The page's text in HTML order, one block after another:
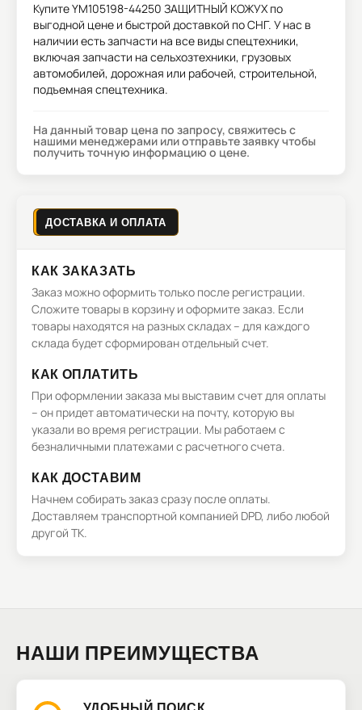
КупитеYM105198-44250 ЗАЩИТНЫЙ КОЖУХ по
выгодной цене и быстрой доставкой по СНГ. У нас в
наличии есть запчасти на все виды спецтехники,
включая запчасти на сельхозтехники, грузовых
автомобилей, дорожная или рабочей, строительной,
подъемная спецтехника.
На данный товар цена по запросу, свяжитесь с
нашими менеджерами или отправьте заявку чтобы
получить точную информацию о цене.
ДОСТАВКА И ОПЛАТА
КАК ЗАКАЗАТЬ
Заказ можно оформить только после регистрации.
Сложите товары в корзину и оформите заказ. Если
товары находятся на разных складах – для каждого
склада будет сформирован отдельный счет.
КАК ОПЛАТИТЬ
При оформлении заказа мы выставим счет для оплаты
– он придет автоматически на почту, которую вы
указали во время регистрации. Мы работаем с
безналичными платежами с расчетного счета.
КАК ДОСТАВИМ
Начнем собирать заказ сразу после оплаты.
Доставляем транспортной компанией DPD, либо любой
другой ТК.
НАШИ ПРЕИМУЩЕСТВА